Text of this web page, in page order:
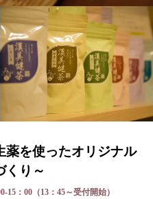
薬を使ったオリジナル
くり～
15：00（13：45～受付開始）